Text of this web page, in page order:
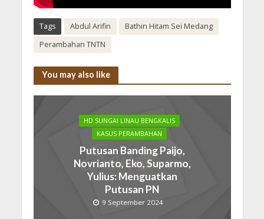
Tags Abdul Arifin
Bathin Hitam Sei Medang
Perambahan TNTN
You may also like
HD SUNGAI LINAU BENGKALIS
KASUS PERAMBAHAN
Putusan Banding Paijo,
Novrianto, Eko, Suparmo,
Yulius: Menguatkan
Putusan PN
9 September 2024